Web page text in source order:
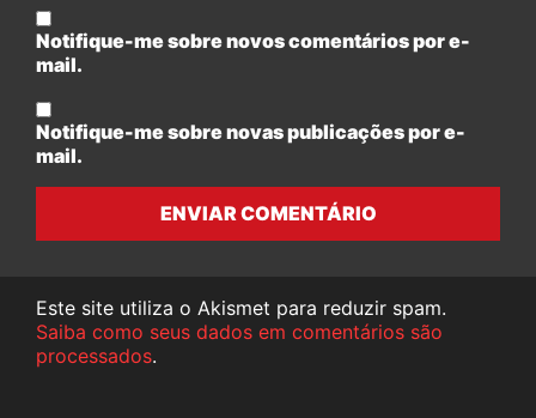
Notifique-me sobre novos comentários por e-
mail.
Notifique-me sobre novas publicações por e-
mail.
ENVIAR COMENTÁRIO
Este site utiliza o Akismet para reduzir spam.
Saiba como seus dados em comentários são
processados.